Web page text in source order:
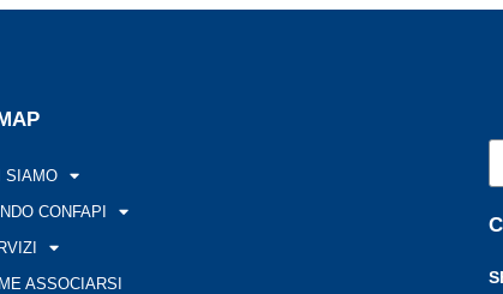
SIAMO
CONFAPI
ASSOCIARSI